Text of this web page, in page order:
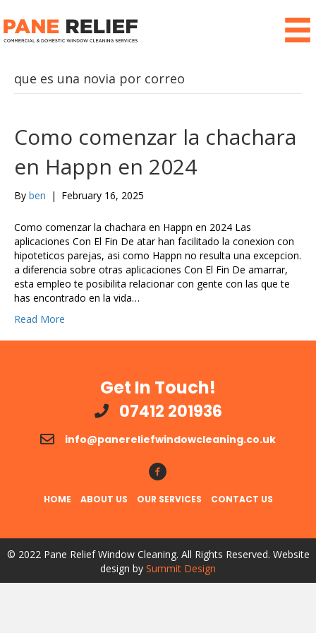
que es una novia por correo
Como comenzar la chachara
en Happn en 2024
By ben | February 16, 2025
Como comenzar la chachara en Happn en 2024 Las
aplicaciones Con El Fin De atar han facilitado la conexion con
hipoteticos parejas, asi como Happn no resulta una excepcion.
a diferencia sobre otras aplicaciones Con El Fin De amarrar,
esta empleo te posibilita relacionar con gente con las que te
has encontrado en la vida…
Read More
Get In Touch!
07412 201936
info@panereliefwindowcleaning.co.uk
Follow Us!
HOME ABOUT US OUR SERVICES CONTACT US
© 2022 Pane Relief Window Cleaning. All Rights Reserved. Website
design by Summit Design